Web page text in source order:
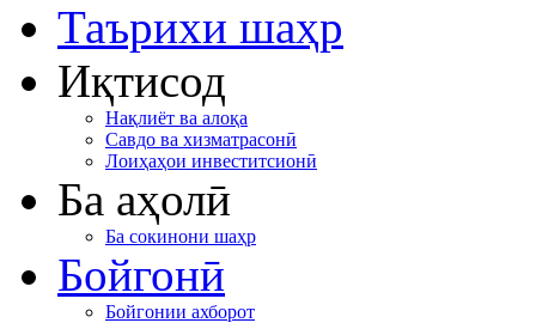
Таърихи шаҳр
Иқтисод
Нақлиёт ва алоқа
Савдо ва хизматрасонӣ
Лоиҳаҳои инвеститсионӣ
Ба аҳолӣ
Ба сокинони шаҳр
Бойгонӣ
Бойгонии ахборот